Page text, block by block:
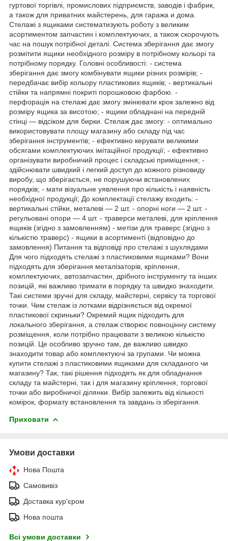
гуртової торгівлі, промислових підприємств, заводів і фабрик,
а також для приватних майстерень, для гаража и дома.
Стелажі з ящиками систематизують роботу з великим
асортиментом запчастин і комплектуючих, а також скорочують
час на пошук потрібної деталі. Система зберігання дає змогу
розмітити ящики необхідного розміру в потрібному кольорі та
потрібному порядку. Головні особливості: - система
зберігання дає змогу комбінувати ящики різних розмірів; -
передбачає вибір кольору пластикових ящиків; - вертикальні
стійки та напрямні покриті порошковою фарбою. -
перфорація на стелажі дає змогу змінювати крок залежно від
розміру ящика за висотою; - ящики обладнані на передній
стінці — відсіком для бирки. Стелаж дає змогу: - оптимально
використовувати площу магазину або складу під час
зберігання інструментів; - ефективно керувати великими
обсягами комплектуючих імітаційної продукції; - ефективно
організувати виробничий процес і складські приміщення; -
здійснювати швидкий і легкий доступ до кожного різновиду
виробу, що зберігається, не порушуючи встановлених
порядків; - мати візуальне уявлення про кількість і наявність
необхідної продукції; До комплектації стелажу входить: -
вертикальні стійки, металеві — 2 шт. - опорні ноги — 2 шт. -
регульовані опори — 4 шт. - траверси металеві, для кріплення
ящиків (згідно з замовленням) - метізи для траверс (згідно з
кількістю траверс) - ящики в асортименті (відповідно до
замовлення) Питання та відповіді про стелажі з шухлядами
Для чого підходять стелажі з пластиковими ящиками? Вони
підходять для зберігання металізаторів, кріплення,
комплектуючих, автозапчастин, дрібного інструменту та інших
позицій, які важливо тримати в порядку та швидко знаходити.
Такі системи зручні для складу, майстерні, сервісу та торгової
точки. Чим стелаж із лотками відрізняється від окремої
пластикової скриньки? Окремий ящик підходить для
локального зберігання, а стелаж створює повноцінну систему
розміщення, коли потрібно працювати з великою кількістю
позицій. Це особливо зручно там, де важливо швидко
знаходити товар або комплектуючі за групами. Чи можна
купити стелажі з пластиковими ящиками для складаного чи
магазину? Так, такі рішення підходять як для обладнання
складу та майстерні, так і для магазину кріплення, торгової
точки або виробничої ділянки. Вибір залежить від кількості
комірок, формату встановлення та завдань із зберігання.
Приховати
Умови доставки
Нова Пошта
Самовивіз
Доставка кур'єром
Нова пошта
Всі умови доставки